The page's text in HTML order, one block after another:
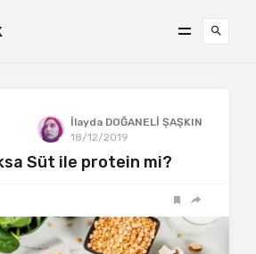
İlayda DOĞANELİ ŞAŞKIN
18/12/2019
Süt ile protein mi?